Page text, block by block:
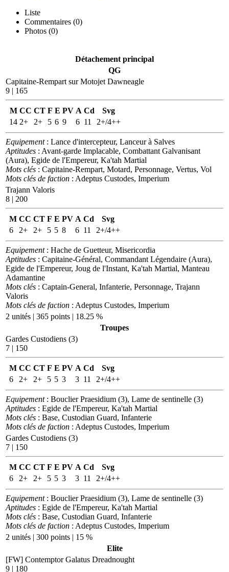
Liste
Commentaires (0)
Photos (0)
Détachement principal
QG
Capitaine-Rempart sur Motojet Dawneagle
9 | 165
M CC CT F E PV A Cd
Svg
14 2+ 2+ 5 6 9 6 11 2+/4++
Equipement: Lance d'intercepteur, Lanceur à Salves
Aptitudes : Avant-garde Implacable, Combattant Galvanisant
(Aura), Egide de l'Empereur, Ka'tah Martial
Mots clés : Capitaine-Rempart, Motard, Personnage, Vertus, Vol
Mots clés de faction : Adeptus Custodes, Imperium
Trajann Valoris
8 | 200
M CC CT F E PV A Cd
Svg
6
2+ 2+ 5 5 8 6 11 2+/4++
Equipement: Hache de Guetteur, Misericordia
Aptitudes : Capitaine-Général, Commandant Légendaire (Aura),
Egide de l'Empereur, Joug de l'Instant, Ka'tah Martial, Manteau
Adamantine
Mots clés : Captain-General, Infanterie, Personnage, Trajann
Valoris
Mots clés de faction : Adeptus Custodes, Imperium
2 unités | 365 points | 18.25 %
Troupes
Gardes Custodiens (3)
7 | 150
M CC CT F E PV A Cd
Svg
6
2+ 2+ 5 5 3 3 11 2+/4++
Equipement: Bouclier Praesidium (3), Lame de sentinelle (3)
Aptitudes : Egide de l'Empereur, Ka'tah Martial
Mots clés : Base, Custodian Guard, Infanterie
Mots clés de faction : Adeptus Custodes, Imperium
Gardes Custodiens (3)
7 | 150
M CC CT F E PV A Cd
Svg
6
2+ 2+ 5 5 3 3 11 2+/4++
Equipement: Bouclier Praesidium (3), Lame de sentinelle (3)
Aptitudes : Egide de l'Empereur, Ka'tah Martial
Mots clés : Base, Custodian Guard, Infanterie
Mots clés de faction : Adeptus Custodes, Imperium
2 unités | 300 points | 15 %
Elite
[FW] Contemptor Galatus Dreadnought
9 | 180